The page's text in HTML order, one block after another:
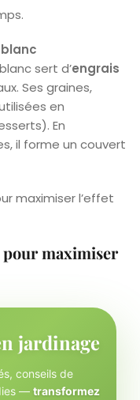
sert d’engrais
Ses graines,
en
En
il forme un couvert
pour maximiser
jardinage
conseils de
— transformez